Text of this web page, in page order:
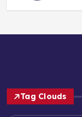
Tag Clouds